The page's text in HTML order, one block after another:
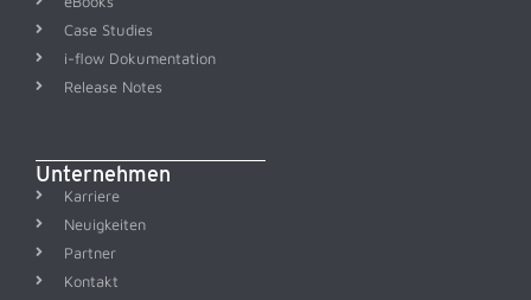
Case Studies
i-flow Dokumentation
Release Notes
Unternehmen
Karriere
Neuigkeiten
Partner
Kontakt